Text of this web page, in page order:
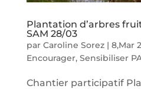
Plantation d’arbres
SAM 28/03
par Caroline Sorez| 8,Mar
Encourager, Sensibiliser
Chantier participatif